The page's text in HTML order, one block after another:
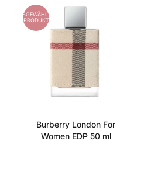
AUSGEWÄHLTES
PRODUKT
Burberry London For
Women EDP 50 ml